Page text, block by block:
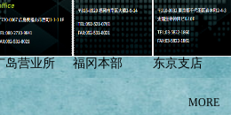
福冈本部 东京支店
广岛营业所
MORE